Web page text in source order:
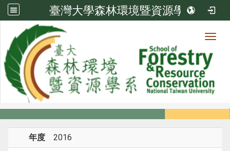
臺灣大學森林環境暨資源學系
系所成員
系所成員
年度 2016